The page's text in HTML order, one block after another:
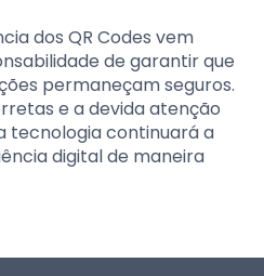
dos QR Codes vem
de garantir que
permaneçam seguros.
e a devida atenção
tecnologia continuará a
digital de maneira